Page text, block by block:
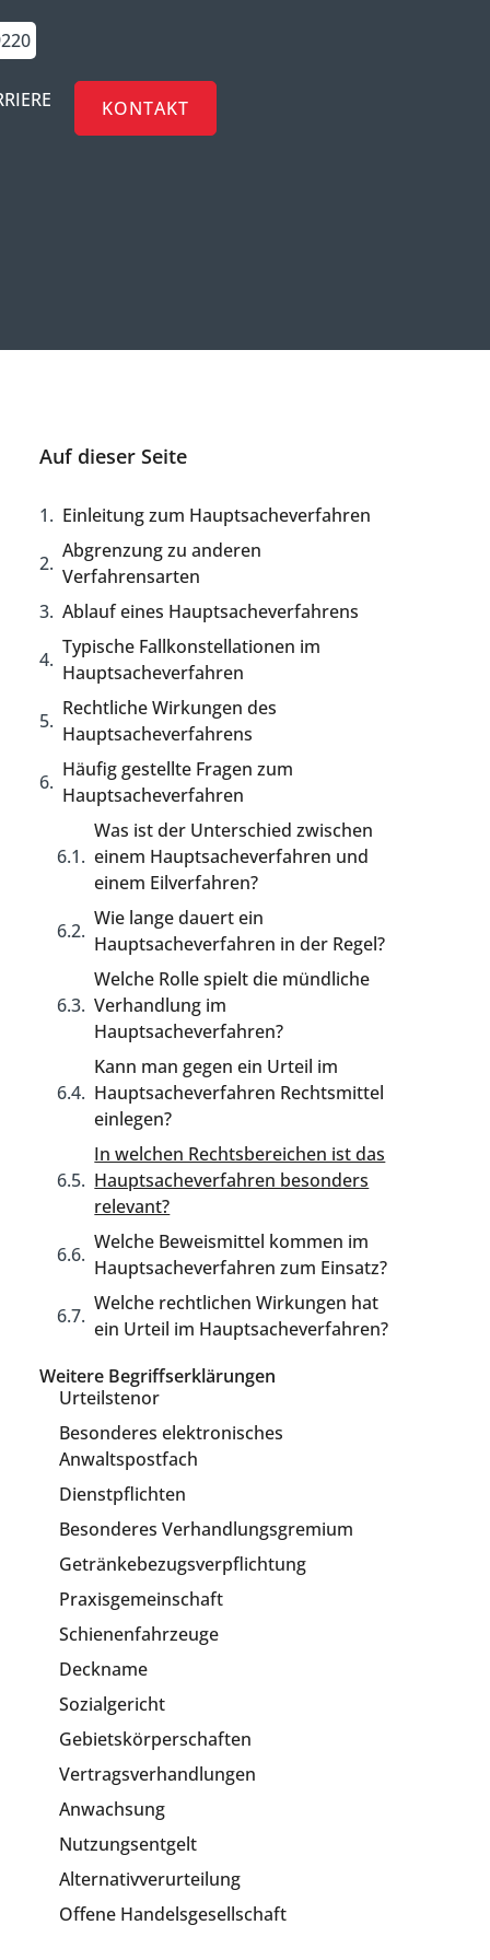
KONTAKT
Auf dieser Seite
Einleitung zum Hauptsacheverfahren
Abgrenzung zu anderen
Verfahrensarten
Ablauf eines Hauptsacheverfahrens
Typische Fallkonstellationen im
Hauptsacheverfahren
Rechtliche Wirkungen des
Hauptsacheverfahrens
Häufig gestellte Fragen zum
Hauptsacheverfahren
Was ist der Unterschied zwischen
einem Hauptsacheverfahren und
einem Eilverfahren?
Wie lange dauert ein
Hauptsacheverfahren in der Regel?
Welche Rolle spielt die mündliche
Verhandlung im
Hauptsacheverfahren?
Kann man gegen ein Urteil im
Hauptsacheverfahren Rechtsmittel
einlegen?
In welchen Rechtsbereichen ist das
Hauptsacheverfahren besonders
relevant?
Welche Beweismittel kommen im
Hauptsacheverfahren zum Einsatz?
Welche rechtlichen Wirkungen hat
ein Urteil im Hauptsacheverfahren?
Weitere Begriffserklärungen
Urteilstenor
Besonderes elektronisches
Anwaltspostfach
Dienstpflichten
Besonderes Verhandlungsgremium
Getränkebezugsverpflichtung
Praxisgemeinschaft
Schienenfahrzeuge
Deckname
Sozialgericht
Gebietskörperschaften
Vertragsverhandlungen
Anwachsung
Nutzungsentgelt
Alternativverurteilung
Offene Handelsgesellschaft